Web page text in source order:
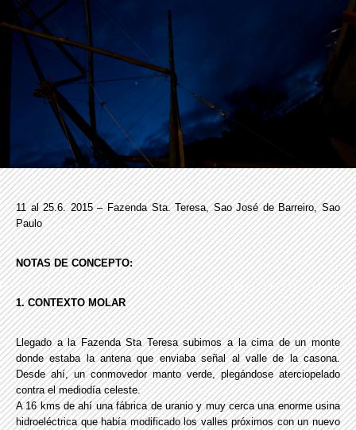
11 al 25.6. 2015 – Fazenda Sta. Teresa, Sao José de Barreiro, Sao
Paulo
NOTAS DE CONCEPTO:
1. CONTEXTO MOLAR
Llegado a la Fazenda Sta Teresa subimos a la cima de un monte
donde estaba la antena que enviaba señal al valle de la casona.
Desde ahí, un conmovedor manto verde, plegándose aterciopelado
contra el mediodía celeste.
A 16 kms de ahí una fábrica de uranio y muy cerca una enorme usina
hidroeléctrica que había modificado los valles próximos con un nuevo